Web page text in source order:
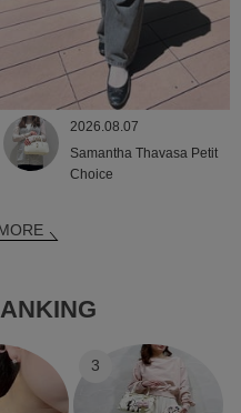
2026.08.07
Samantha Thavasa Petit
Choice
3